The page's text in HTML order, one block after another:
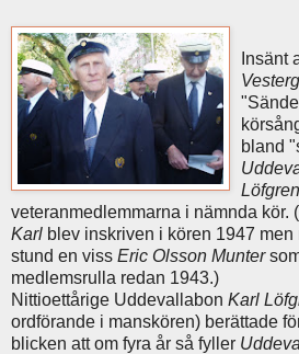
Insänt
bland
Löfgren
veteranmedlemmarna i nämnda kör.
Karl blev inskriven i kören 1947
stund en viss Eric Olsson Munter
medlemsrulla redan 1943.)
Nittioettårige Uddevallabon Karl
ordförande i manskören) berättade
blicken att om fyra år så fyller